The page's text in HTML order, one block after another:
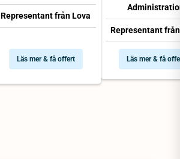
Representant från Lova
Läs mer & få offert
Representant
Läs mer & få